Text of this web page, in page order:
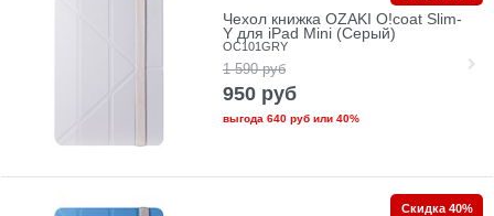
Чехол книжка OZAKI O!coat Slim-
Y для iPad Mini (Серый)
OC101GRY
1 590 руб
950 руб
выгода 640 рубили 40%
Скидка 40%